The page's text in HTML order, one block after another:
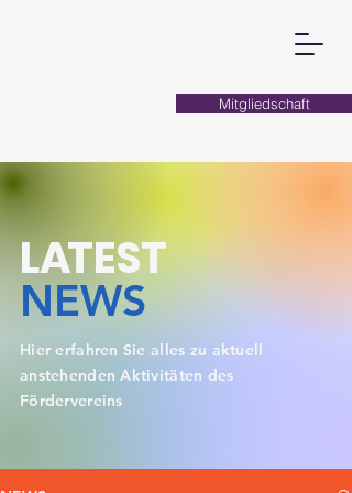
Mitgliedschaft
LATEST
NEWS
Hier erfahren Sie alles zu aktuell
anstehenden Aktivitäten des
Fördervereins